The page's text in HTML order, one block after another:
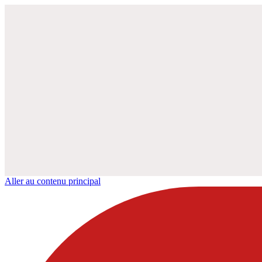
Aller au contenu principal